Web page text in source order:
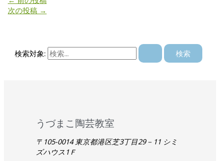
次の投稿 →
検索対象:
うづまこ陶芸教室
〒105-0014 東京都港区芝3丁目29－11 シミ
ズハウス1Ｆ